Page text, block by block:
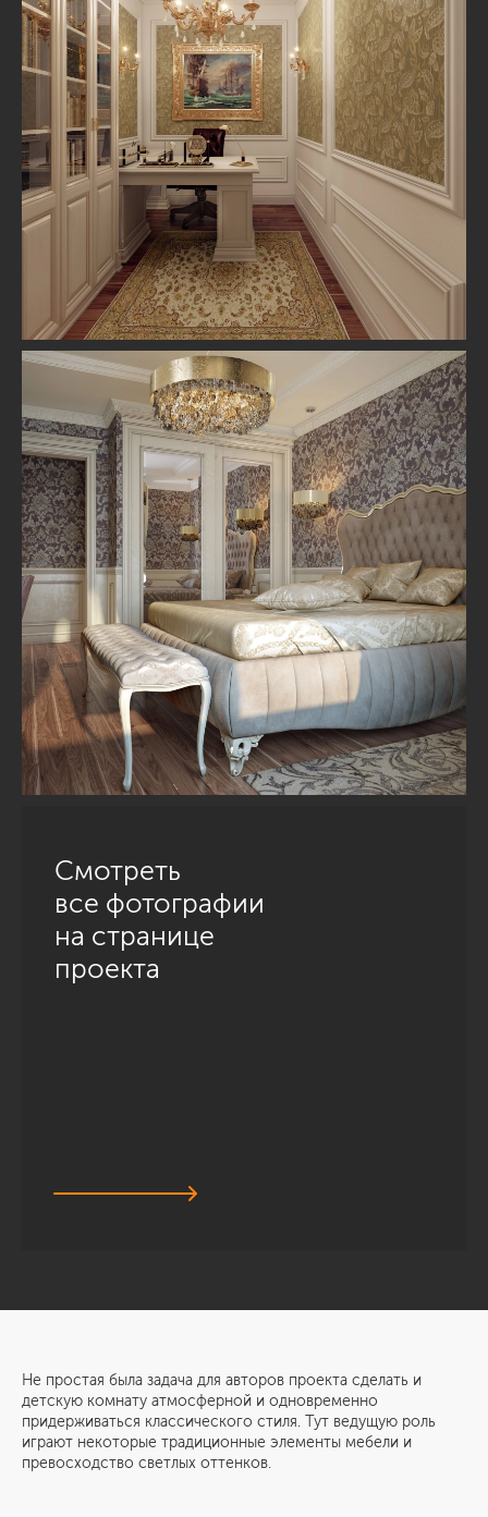
Смотреть
все фотографии
на странице
проекта
Не простая была задача для авторов проекта сделать и
детскую комнату атмосферной и одновременно
придерживаться классического стиля. Тут ведущую роль
играют некоторые традиционные элементы мебели и
превосходство светлых оттенков.